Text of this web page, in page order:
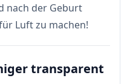
nach der Geburt
Luft zu machen!
transparent